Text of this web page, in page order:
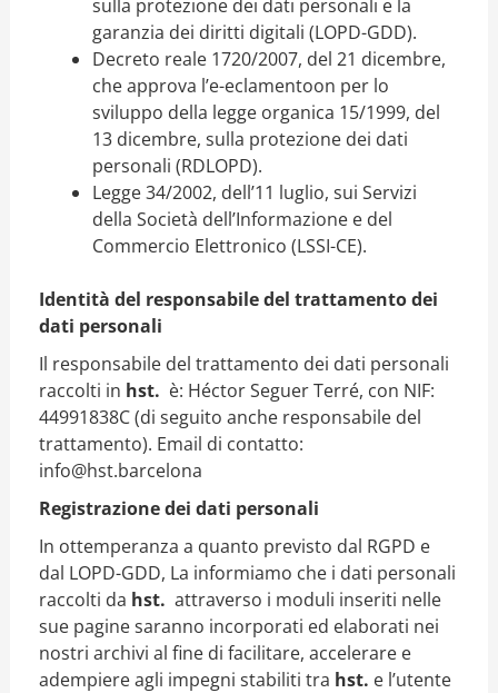
sulla protezione dei dati personali e la
garanzia dei diritti digitali (LOPD-GDD).
Decreto reale 1720/2007, del 21 dicembre,
che approva l’e-eclamentoon per lo
sviluppo della legge organica 15/1999, del
13 dicembre, sulla protezione dei dati
personali (RDLOPD).
Legge 34/2002, dell’11 luglio, sui Servizi
della Società dell’Informazione e del
Commercio Elettronico (LSSI-CE).
Identità del responsabile del trattamento dei
dati personali
Il responsabile del trattamento dei dati personali
raccolti in hst. è: Héctor Seguer Terré, con NIF:
44991838C (di seguito anche responsabile del
trattamento). Email di contatto:
info@hst.barcelona
Registrazione dei dati personali
In ottemperanza a quanto previsto dal RGPD e
dal LOPD-GDD, La informiamo che i dati personali
raccolti da hst. attraverso i moduli inseriti nelle
sue pagine saranno incorporati ed elaborati nei
nostri archivi al fine di facilitare, accelerare e
adempiere agli impegni stabiliti tra hst. e l’utente